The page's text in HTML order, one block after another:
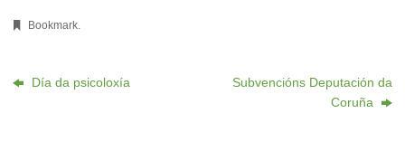
Bookmark.
Día da psicoloxía
Subvencións Deputación da
Coruña